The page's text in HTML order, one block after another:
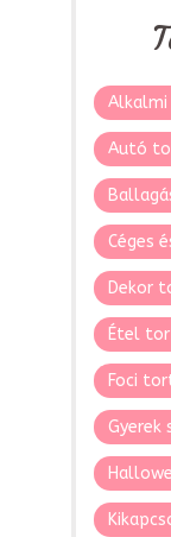
Autó
Céges
Dekor
Étel
Foci